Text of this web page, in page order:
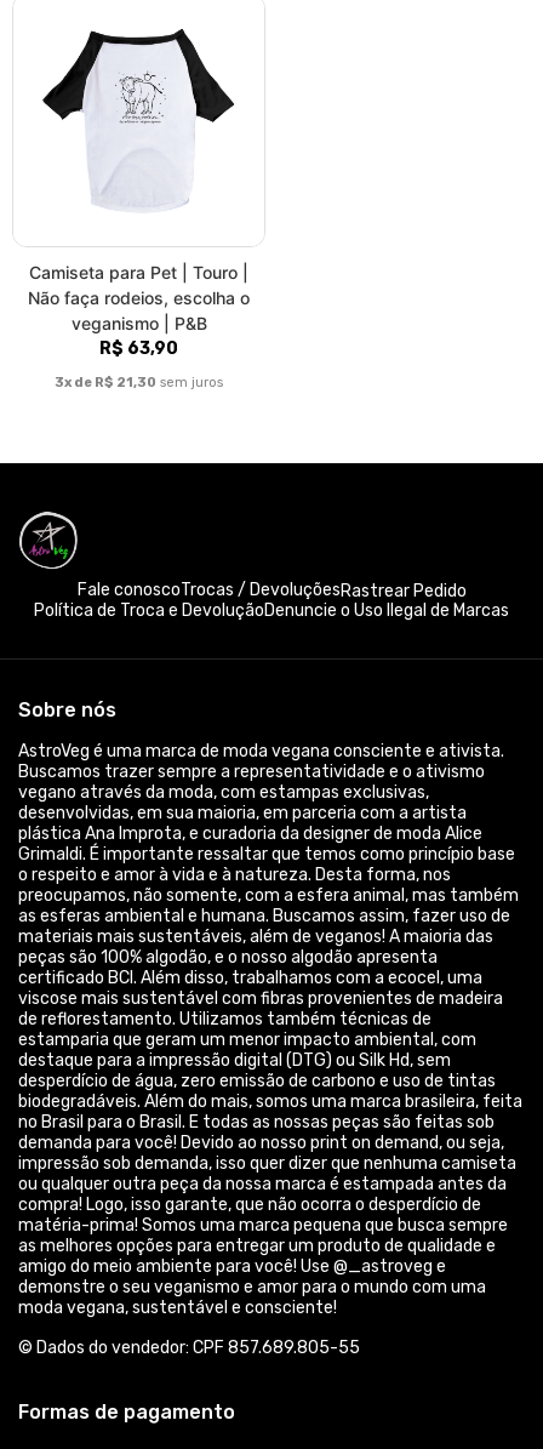
Camiseta para Pet | Touro |
Não faça rodeios, escolha o
veganismo | P&B
R$ 63,90
3x de R$ 21,30 sem juros
Fale conoscoTrocas / DevoluçõesRastrear Pedido
Política de Troca e DevoluçãoDenuncie o Uso Ilegal de Marcas
Sobre nós
AstroVeg é uma marca de moda vegana consciente e ativista.
Buscamos trazer sempre a representatividade e o ativismo
vegano através da moda, com estampas exclusivas,
desenvolvidas, em sua maioria, em parceria com a artista
plástica Ana Improta, e curadoria da designer de moda Alice
Grimaldi. É importante ressaltar que temos como princípio base
o respeito e amor à vida e à natureza. Desta forma, nos
preocupamos, não somente, com a esfera animal, mas também
as esferas ambiental e humana. Buscamos assim, fazer uso de
materiais mais sustentáveis, além de veganos! A maioria das
peças são 100% algodão, e o nosso algodão apresenta
certificado BCI. Além disso, trabalhamos com a ecocel, uma
viscose mais sustentável com fibras provenientes de madeira
de reflorestamento. Utilizamos também técnicas de
estamparia que geram um menor impacto ambiental, com
destaque para a impressão digital (DTG) ou Silk Hd, sem
desperdício de água, zero emissão de carbono e uso de tintas
biodegradáveis. Além do mais, somos uma marca brasileira, feita
no Brasil para o Brasil. E todas as nossas peças são feitas sob
demanda para você! Devido ao nosso print on demand, ou seja,
impressão sob demanda, isso quer dizer que nenhuma camiseta
ou qualquer outra peça da nossa marca é estampada antes da
compra! Logo, isso garante, que não ocorra o desperdício de
matéria-prima! Somos uma marca pequena que busca sempre
as melhores opções para entregar um produto de qualidade e
amigo do meio ambiente para você! Use @_astroveg e
demonstre o seu veganismo e amor para o mundo com uma
moda vegana, sustentável e consciente!
© Dados do vendedor: CPF 857.689.805-55
Formas de pagamento